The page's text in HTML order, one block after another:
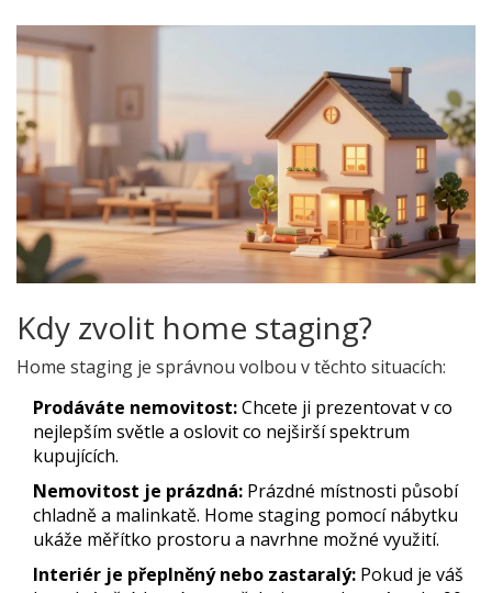
Kdy zvolit home staging?
Home staging je správnou volbou v těchto situacích:
Prodáváte nemovitost:Chcete ji prezentovat v co
nejlepším světle a oslovit co nejširší spektrum
kupujících.
Nemovitost je prázdná: Prázdné místnosti působí
chladně a malinkatě. Home staging pomocí nábytku
ukáže měřítko prostoru a navrhne možné využití.
Interiér je přeplněný nebo zastaralý: Pokud je váš